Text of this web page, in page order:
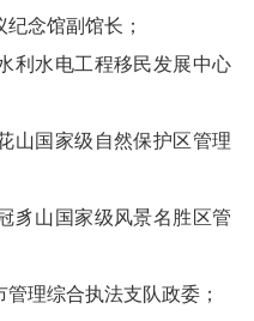
念馆副馆长；
水电工程移民发展中心
国家级自然保护区管理
山国家级风景名胜区管
理综合执法支队政委；